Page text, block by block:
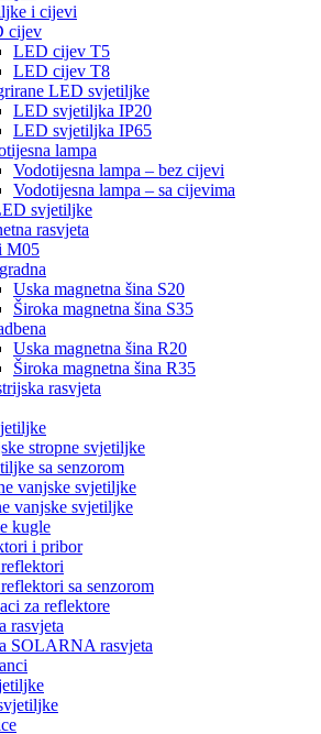
i cijevi
cijev
LED cijev T5
LED cijev T8
LED svjetiljke
LED svjetiljka IP20
LED svjetiljka IP65
lampa
Vodotijesna lampa – bez cijevi
Vodotijesna lampa – sa cijevima
svjetiljke
rasvjeta
M05
Uska magnetna šina S20
Široka magnetna šina S35
Uska magnetna šina R20
Široka magnetna šina R35
rasvjeta
stropne svjetiljke
sa senzorom
vanjske svjetiljke
vanjske svjetiljke
kugle
i pribor
sa senzorom
za reflektore
rasvjeta
SOLARNA rasvjeta